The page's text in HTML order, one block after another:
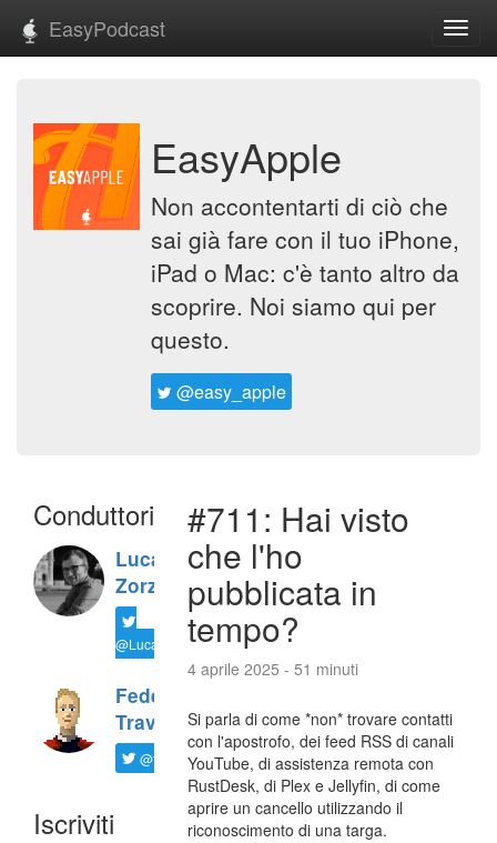
EasyPodcast
EasyApple
Non accontentarti di ciò che
sai già fare con il tuo iPhone,
iPad o Mac: c'è tanto altro da
scoprire. Noi siamo qui per
questo.
@easy_apple
Conduttori
Luca
Zorzi
@LucaTNT
Federico
Travaini
@ftrava
Iscriviti
#711: Hai visto
che l'ho
pubblicata in
tempo?
4 aprile 2025 - 51 minuti
Si parla di come *non* trovare contatti
con l'apostrofo, dei feed RSS di canali
YouTube, di assistenza remota con
RustDesk, di Plex e Jellyfin, di come
aprire un cancello utilizzando il
riconoscimento di una targa.